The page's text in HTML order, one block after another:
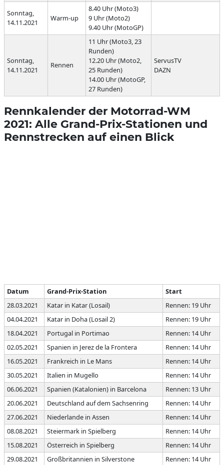
Sonntag,
14.11.2021
Warm-up
8.40 Uhr (Moto3)
9 Uhr (Moto2)
9.40 Uhr (MotoGP)
Sonntag,
14.11.2021
Rennen
11 Uhr (Moto3, 23
Runden)
12.20 Uhr (Moto2,
25 Runden)
14.00 Uhr (MotoGP,
27 Runden)
ServusTV
DAZN
Rennkalender der Motorrad-WM
2021: Alle Grand-Prix-Stationen und
Rennstrecken auf einen Blick
Datum Grand-Prix-Station
Start
28.03.2021
Katar in Katar (Losail)
Rennen: 19 Uhr
04.04.2021
Katar in Doha (Losail 2)
Rennen: 19 Uhr
18.04.2021
Portugal in Portimao
Rennen: 14 Uhr
02.05.2021
Spanien in Jerez de la Frontera
Rennen: 14 Uhr
16.05.2021
Frankreich in Le Mans
Rennen: 14 Uhr
30.05.2021
Italien in Mugello
Rennen: 14 Uhr
06.06.2021
Spanien (Katalonien) in Barcelona
Rennen: 13 Uhr
20.06.2021
Deutschland auf dem Sachsenring
Rennen: 14 Uhr
27.06.2021
Niederlande in Assen
Rennen: 14 Uhr
08.08.2021
Steiermark in Spielberg
Rennen: 14 Uhr
15.08.2021
Österreich in Spielberg
Rennen: 14 Uhr
29.08.2021
Großbritannien in Silverstone
Rennen: 14 Uhr